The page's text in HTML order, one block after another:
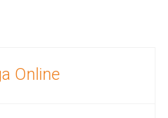
Online